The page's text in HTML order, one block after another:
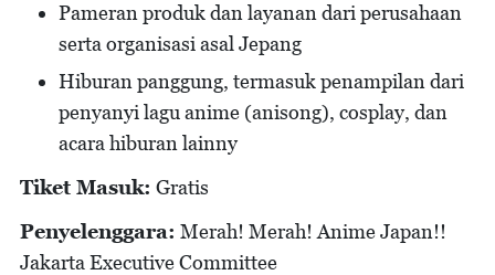
Pameran produk dan layanan dari perusahaan
serta organisasi asal Jepang
Hiburan panggung, termasuk penampilan dari
penyanyi lagu anime (anisong), cosplay, dan
acara hiburan lainny
Tiket Masuk: Gratis
Penyelenggara: Merah! Merah! Anime Japan!!
Jakarta Executive Committee